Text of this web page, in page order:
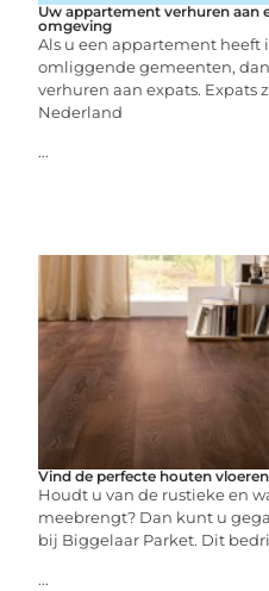
Uw appartement verhuren aan
omgeving
Als u een appartement heeft
omliggende gemeenten,
verhuren aan expats.
Nederland
...
Vind de perfecte houten
Houdt u van de rustieke en
meebrengt? Dan kunt u
bij Biggelaar Parket. Dit
...